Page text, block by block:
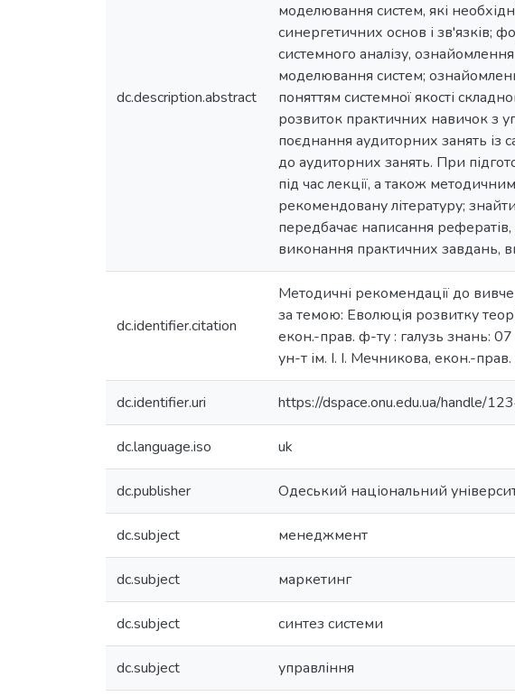
dc.description.abstract
моделювання систем, які
синергетичних основ і зв'язків;
системного аналізу,
моделювання систем;
поняттям системної якості
розвиток практичних навичок з
поєднання аудиторних занять із
до аудиторних занять. При
під час лекції, а також
рекомендовану літературу;
передбачає написання рефератів,
виконання практичних завдань,
dc.identifier.citation
Методичні рекомендації до
за темою: Еволюція розвитку
екон.-прав. ф-ту : галузь знань:
ун-т ім. І. І. Мечникова, екон.-
dc.identifier.uri https://dspace.onu.edu.ua/handle/
dc.language.iso uk
dc.publisher Одеський національний
dc.subject менеджмент
dc.subject маркетинг
dc.subject синтез системи
dc.subject управління